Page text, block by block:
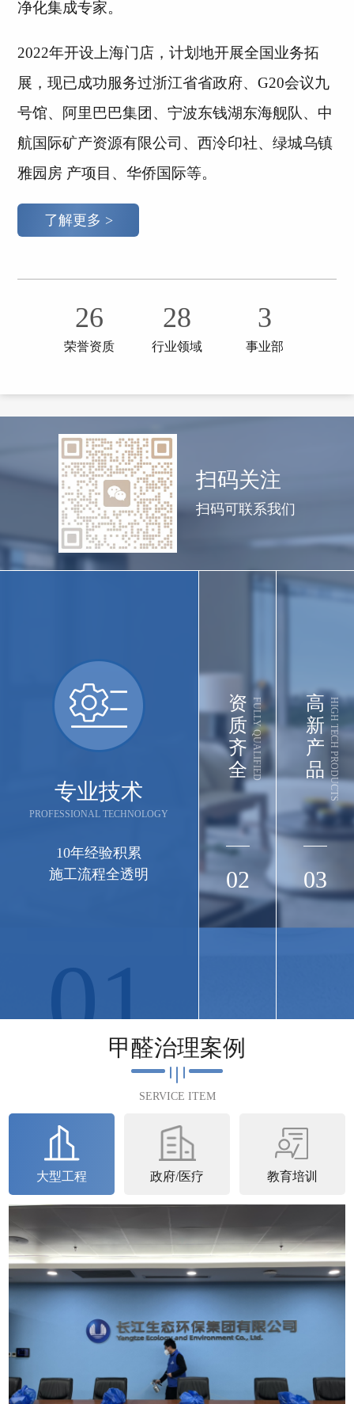
净化集成专家。
2022年开设上海门店，计划地开展全国业务拓
展，现已成功服务过浙江省省政府、G20会议九
号馆、阿里巴巴集团、宁波东钱湖东海舰队、中
航国际矿产资源有限公司、西泠印社、绿城乌镇
雅园房 产项目、华侨国际等。
了解更多 >
26
荣誉资质
28
行业领域
3
事业部
扫码关注
扫码可联系我们
专业技术
PROFESSIONAL TECHNOLOGY
10年经验积累
施工流程全透明
01
资
质
齐
全 FULLY QUALIFIED
02
高
新
产
品 HIGH TECH PRODUCTS
03
甲醛治理案例
SERVICE ITEM
大型工程 政府/医疗 教育培训
长江集团
路88号匠心城·三阳中心22-29F）空气治理圆
满完成2023年4月25日完成第...
查看详情
石家庄中核
中核汇能河北新能源有限公司空气治理圆满完
成中核汇能河北新能源有限公司进行了空气治
理并于2023年6月22日圆满完成。中核...